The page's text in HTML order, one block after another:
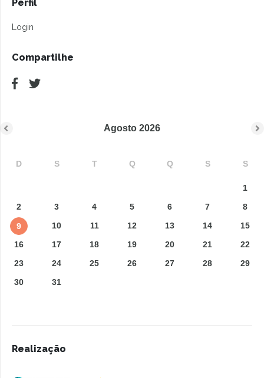
Perfil
Login
Compartilhe
Agosto 2026
D S T Q Q S S
1
2
3 4 5 6 7 8
9 10 11 12 13 14
15
16
17 18 19 20 21
22
23
24 25 26 27 28
29
30
31
Realização